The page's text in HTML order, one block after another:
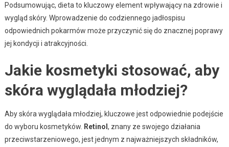
Podsumowując, dieta to kluczowy element wpływający na zdrowie i
wygląd skóry. Wprowadzenie do codziennego jadłospisu
odpowiednich pokarmów może przyczynić się do znacznej poprawy
jej kondycji i atrakcyjności.
Jakie kosmetyki stosować, aby
skóra wyglądała młodziej?
Aby skóra wyglądała młodziej, kluczowe jest odpowiednie podejście
do wyboru kosmetyków. Retinol , znany ze swojego działania
przeciwstarzeniowego, jest jednym z najważniejszych składników,